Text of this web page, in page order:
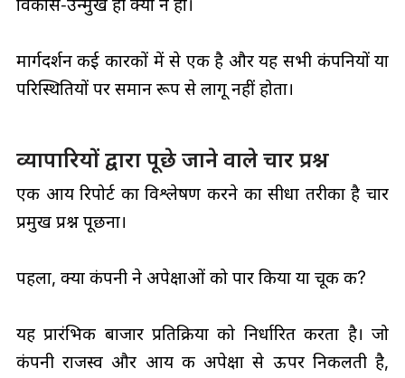
मार्गदर्शन कई कारकों में से एक है और यह सभी कंपनियों या
परिस्थितियों पर समान रूप से लागू नहीं होता।
व्यापारियों द्वारा पूछे जाने वाले चार प्रश्न
एक आय रिपोर्ट का विश्लेषण करने का सीधा तरीका है चार
प्रमुख प्रश्न पूछना।
पहला, क्या कंपनी ने अपेक्षाओं को पार किया या चूक की?
यह प्रारंभिक बाजार प्रतिक्रिया को निर्धारित करता है। जो
कंपनी राजस्व और आय की अपेक्षा से ऊपर निकलती है,